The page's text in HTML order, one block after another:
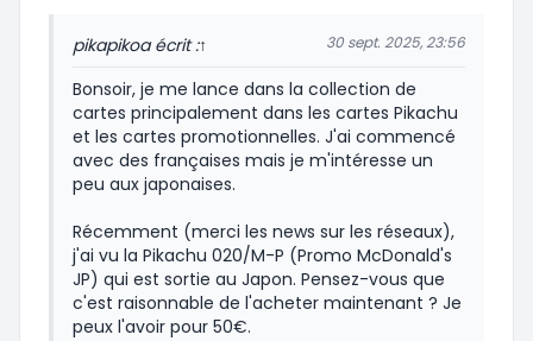
pikapikoa écrit :↑ 30 sept. 2025, 23:56
Bonsoir, je me lance dans la collection de
cartes principalement dans les cartes Pikachu
et les cartes promotionnelles. J'ai commencé
avec des françaises mais je m'intéresse un
peu aux japonaises.
Récemment (merci les news sur les réseaux),
j'ai vu la Pikachu 020/M-P (Promo McDonald's
JP) qui est sortie au Japon. Pensez-vous que
c'est raisonnable de l'acheter maintenant ? Je
peux l'avoir pour 50€.